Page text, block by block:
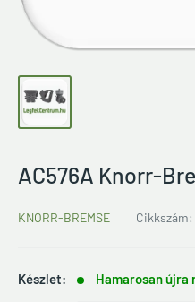
AC576A Knorr-
KNORR-BREMSE Cikkszám:
Készlet: Hamarosan újra